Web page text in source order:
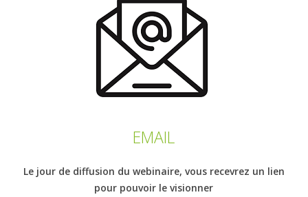
EMAIL
Le jour de diffusion du webinaire, vous recevrez un lien
pour pouvoir le visionner